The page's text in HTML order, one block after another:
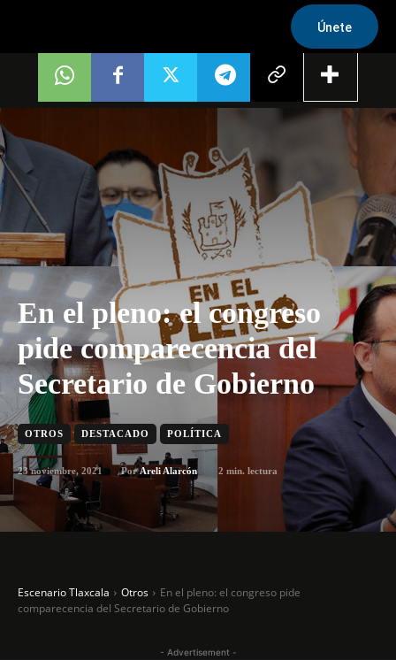
Únete
En el pleno: el congreso
pide comparecencia del
Secretario de Gobierno
OTROS DESTACADO POLÍTICA
23 noviembre, 2021 Por Areli Alarcón 2 min. lectura
Escenario Tlaxcala Otros
En el pleno: el congreso pide
comparecencia del Secretario de Gobierno
- Advertisement -